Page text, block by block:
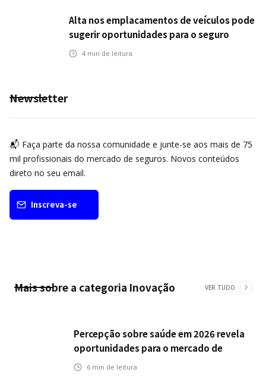
Alta nos emplacamentos de veículos pode
sugerir oportunidades para o seguro
automotivo
4 min de leitura
Newsletter
📬 Faça parte da nossa comunidade e junte-se aos mais de 75
mil profissionais do mercado de seguros. Novos conteúdos
direto no seu email.
Inscreva-se
Mais sobre a categoria Inovação VER TUDO
Percepção sobre saúde em 2026 revela
oportunidades para o mercado de
seguros ampliar cobertura e prevenção
6 min de leitura